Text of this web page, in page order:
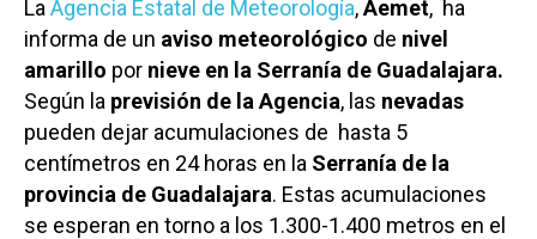
La Agencia Estatal de Meteorología,Aemet, ha
informa de un aviso meteorológico de nivel
amarillo por nieve en la Serranía de Guadalajara.
Según la previsión de la Agencia, las nevadas
pueden dejar acumulaciones de hasta 5
centímetros en 24 horas en la Serranía de la
provincia de Guadalajara. Estas acumulaciones
se esperan en torno a los 1.300-1.400 metros en el